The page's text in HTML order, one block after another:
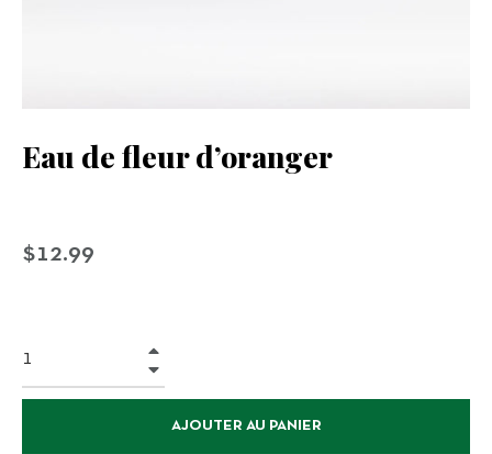
Eau de fleur d’oranger
Prix
$12.99
AJOUTER AU PANIER